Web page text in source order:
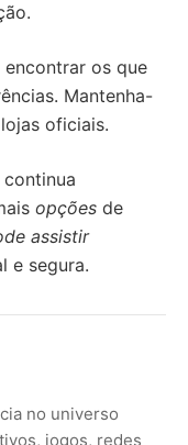
encontrar os que
Mantenha-
oficiais.
opções de
assistir
e segura.
no universo
jogos, redes